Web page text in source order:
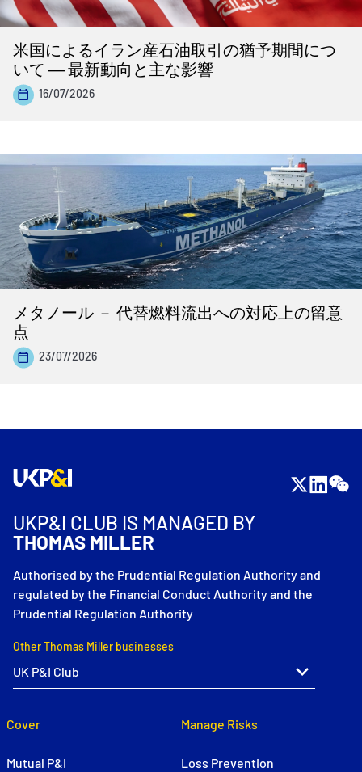
米国によるイラン産石油取引の猶予期間につ
いて ― 最新動向と主な影響
16/07/2026
メタノール － 代替燃料流出への対応上の留意
点
23/07/2026
UKP&I CLUB IS MANAGED BY
THOMAS MILLER
Authorised by the Prudential Regulation Authority and
regulated by the Financial Conduct Authority and the
Prudential Regulation Authority
Other Thomas Miller businesses
Cover
Mutual P&I
Manage Risks
Loss Prevention